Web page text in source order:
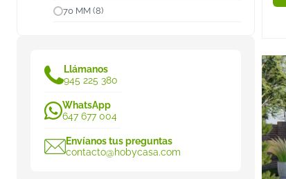
70 MM (8)
Llámanos
945 225 380
WhatsApp
647 677 004
Envíanos tus preguntas
contacto@hobycasa.com